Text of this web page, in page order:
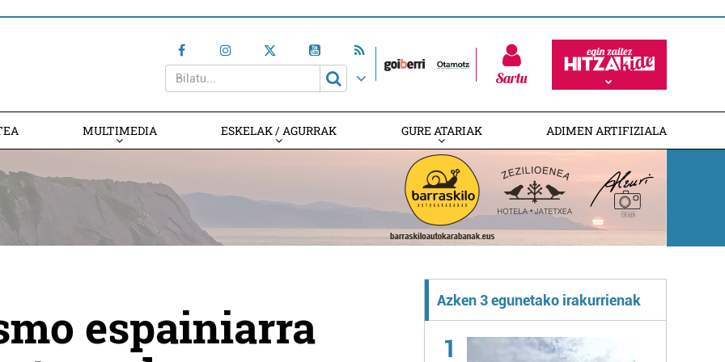
Sartu
MULTIMEDIA ESKELAK / AGURRAK GURE ATARIAK ADIMEN ARTIFIZIALA
espainiarra
Azken 3 egunetako irakurrienak
1